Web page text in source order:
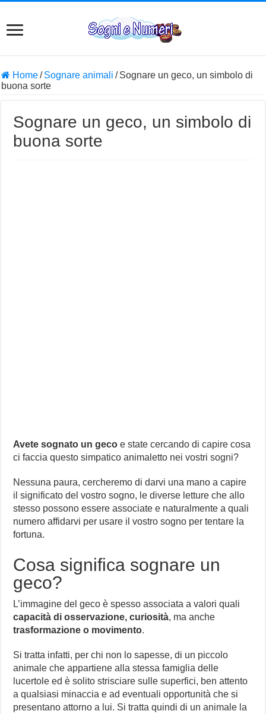
Home/ Sognare animali / Sognare un geco, un simbolo di
buona sorte
Sognare un geco, un simbolo di
buona sorte
Avete sognato un geco e state cercando di capire cosa
ci faccia questo simpatico animaletto nei vostri sogni?
Nessuna paura, cercheremo di darvi una mano a capire
il significato del vostro sogno, le diverse letture che allo
stesso possono essere associate e naturalmente a quali
numero affidarvi per usare il vostro sogno per tentare la
fortuna.
Cosa significa sognare un
geco?
L’immagine del geco è spesso associata a valori quali
capacità di osservazione, curiosità, ma anche
trasformazione o movimento.
Si tratta infatti, per chi non lo sapesse, di un piccolo
animale che appartiene alla stessa famiglia delle
lucertole ed è solito strisciare sulle superfici, ben attento
a qualsiasi minaccia e ad eventuali opportunità che si
presentano attorno a lui. Si tratta quindi di un animale la